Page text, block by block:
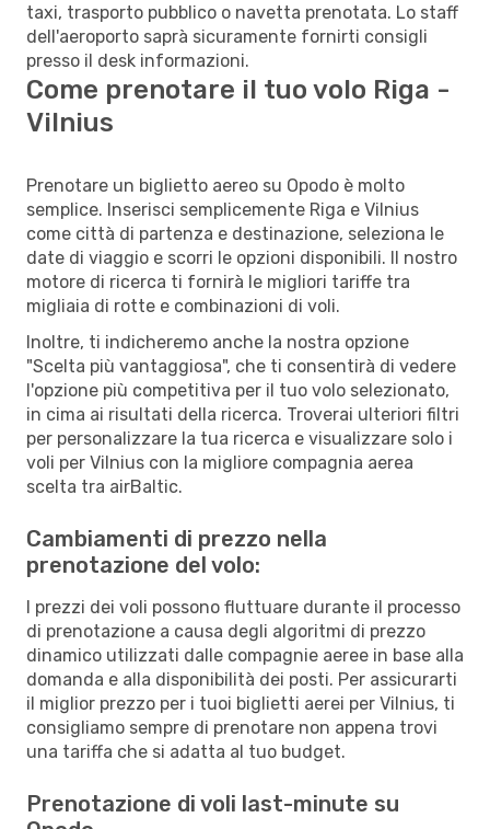
taxi, trasporto pubblico o navetta prenotata. Lo staff
dell'aeroporto saprà sicuramente fornirti consigli
presso il desk informazioni.
Come prenotare il tuo volo Riga -
Vilnius
Prenotare un biglietto aereo su Opodo è molto
semplice. Inserisci semplicemente Riga e Vilnius
come città di partenza e destinazione, seleziona le
date di viaggio e scorri le opzioni disponibili. Il nostro
motore di ricerca ti fornirà le migliori tariffe tra
migliaia di rotte e combinazioni di voli.
Inoltre, ti indicheremo anche la nostra opzione
"Scelta più vantaggiosa", che ti consentirà di vedere
l'opzione più competitiva per il tuo volo selezionato,
in cima ai risultati della ricerca. Troverai ulteriori filtri
per personalizzare la tua ricerca e visualizzare solo i
voli per Vilnius con la migliore compagnia aerea
scelta tra airBaltic.
Cambiamenti di prezzo nella
prenotazione del volo:
I prezzi dei voli possono fluttuare durante il processo
di prenotazione a causa degli algoritmi di prezzo
dinamico utilizzati dalle compagnie aeree in base alla
domanda e alla disponibilità dei posti. Per assicurarti
il miglior prezzo per i tuoi biglietti aerei per Vilnius, ti
consigliamo sempre di prenotare non appena trovi
una tariffa che si adatta al tuo budget.
Prenotazione di voli last-minute su